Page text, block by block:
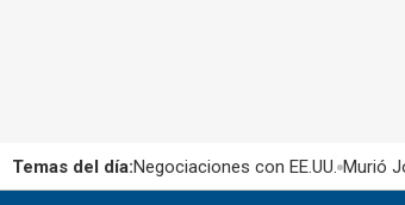
Temas del día:Negociaciones con EE.UU. Murió